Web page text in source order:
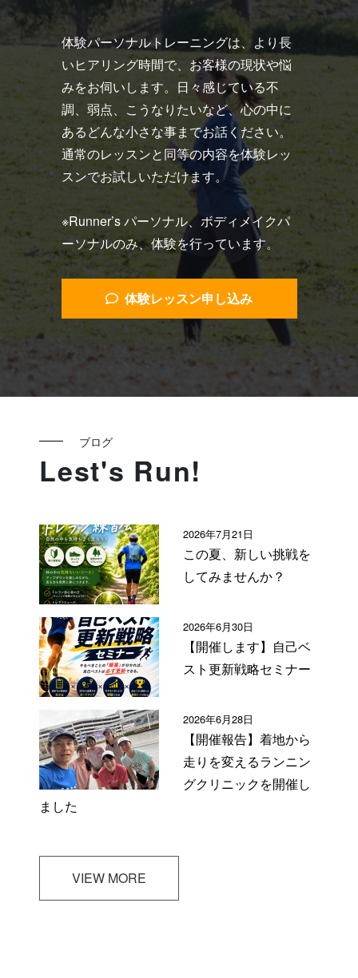
体験パーソナルトレーニングは、より長
いヒアリング時間で、お客様の現状や悩
みをお伺いします。日々感じている不
調、弱点、こうなりたいなど、心の中に
あるどんな小さな事までお話ください。
通常のレッスンと同等の内容を体験レッ
スンでお試しいただけます。
※Runner’s パーソナル、ボディメイクパ
ーソナルのみ、体験を行っています。
体験レッスン申し込み
ブログ
Lest's Run!
2026年7月21日
この夏、新しい挑戦を
してみませんか？
2026年6月30日
【開催します】自己ベ
スト更新戦略セミナー
2026年6月28日
【開催報告】着地から
走りを変えるランニン
グクリニックを開催し
ました
VIEW MORE